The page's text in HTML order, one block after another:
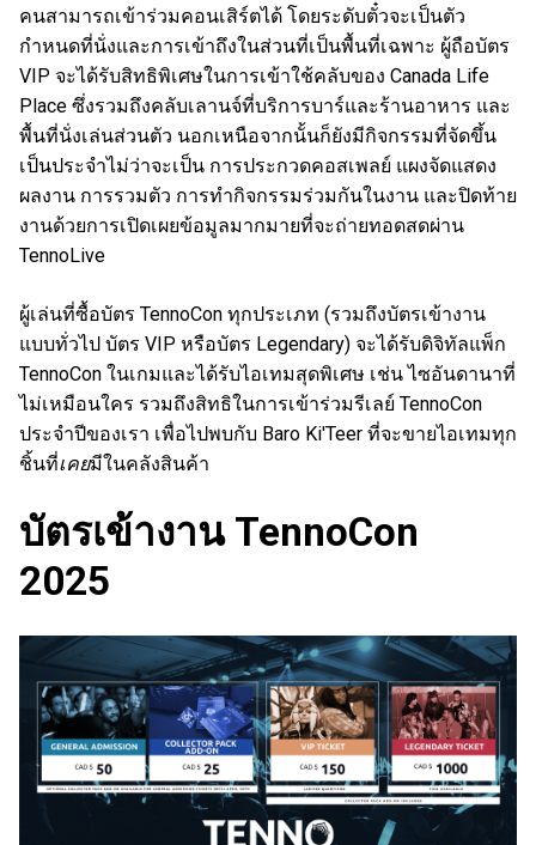
คนสามารถเข้าร่วมคอนเสิร์ตได้ โดยระดับตั๋วจะเป็นตัว
กำหนดที่นั่งและการเข้าถึงในส่วนที่เป็นพื้นที่เฉพาะ ผู้ถือบัตร
VIP จะได้รับสิทธิพิเศษในการเข้าใช้คลับของ Canada Life
Place ซึ่งรวมถึงคลับเลานจ์ที่บริการบาร์และร้านอาหาร และ
พื้นที่นั่งเล่นส่วนตัว นอกเหนือจากนั้นก็ยังมีกิจกรรมที่จัดขึ้น
เป็นประจำไม่ว่าจะเป็น การประกวดคอสเพลย์ แผงจัดแสดง
ผลงาน การรวมตัว การทำกิจกรรมร่วมกันในงาน และปิดท้าย
งานด้วยการเปิดเผยข้อมูลมากมายที่จะถ่ายทอดสดผ่าน
TennoLive
ผู้เล่นที่ซื้อบัตร TennoCon ทุกประเภท (รวมถึงบัตรเข้างาน
แบบทั่วไป บัตร VIP หรือบัตร Legendary) จะได้รับดิจิทัลแพ็ก
TennoCon ในเกมและได้รับไอเทมสุดพิเศษ เช่น ไซอันดานาที่
ไม่เหมือนใคร รวมถึงสิทธิในการเข้าร่วมรีเลย์ TennoCon
ประจำปีของเรา เพื่อไปพบกับ Baro Ki'Teer ที่จะขายไอเทมทุก
ชิ้นที่เคยมีในคลังสินค้า
บัตรเข้างาน TennoCon
2025